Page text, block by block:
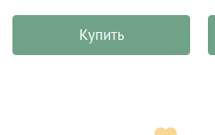
Купить